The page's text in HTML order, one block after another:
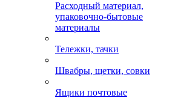
Расходный материал,
упаковочно-бытовые
материалы
Тележки, тачки
Швабры, щетки, совки
Ящики почтовые